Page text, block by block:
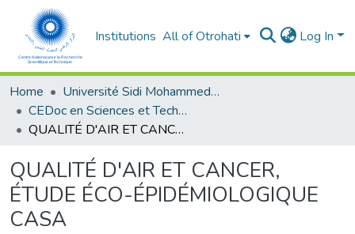
Institutions All of Otrohati Log In
Home
Université Sidi Mohammed Ben Abdellah - Fès
CEDoc en Sciences et Techniques et Sciences Médicales (CED - STSM)
QUALITÉ D'AIR ET CANCER, ÉTUDE ÉCO-ÉPIDÉMIOLOGIQUE CASA
QUALITÉ D'AIR ET CANCER,
ÉTUDE ÉCO-ÉPIDÉMIOLOGIQUE
CASA